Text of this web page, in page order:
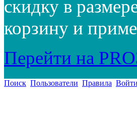
скидку в
корзину и
Перейти на
Поиск Пользователи Правила Войти